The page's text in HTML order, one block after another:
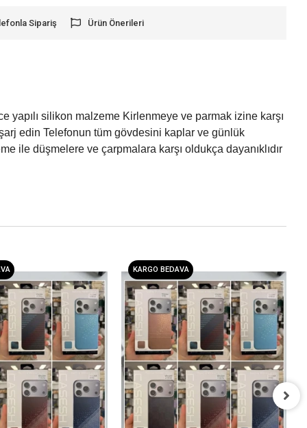
Sipariş Ürün Önerileri
yapılı silikon malzeme Kirlenmeye ve parmak izine karşı
edin ​Telefonun tüm gövdesini kaplar ve günlük
ile düşmelere ve çarpmalara karşı oldukça dayanıklıdır
KARGO BEDAVA